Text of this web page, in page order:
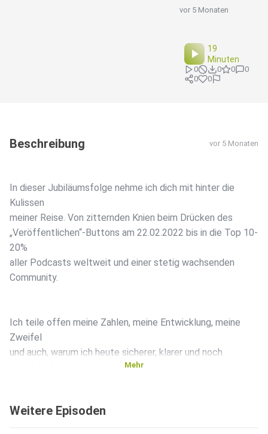
vor 5 Monaten
19
Minuten
0 0 0
0
0
0
Beschreibung vor 5 Monaten
In dieser Jubiläumsfolge nehme ich dich mit hinter die
Kulissen
meiner Reise. Von zitternden Knien beim Drücken des
„Veröffentlichen“-Buttons am 22.02.2022 bis in die Top 10-
20%
aller Podcasts weltweit und einer stetig wachsenden
Community.
Ich teile offen meine Zahlen, meine Entwicklung, meine
Zweifel
und auch, warum ich heute sicherer, klarer und noch
Mehr
Weitere Episoden